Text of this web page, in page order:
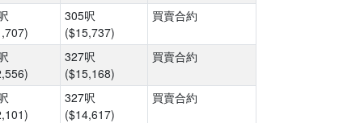
305呎
($15,737)
買賣合約
327呎
($15,168)
買賣合約
327呎
($14,617)
買賣合約